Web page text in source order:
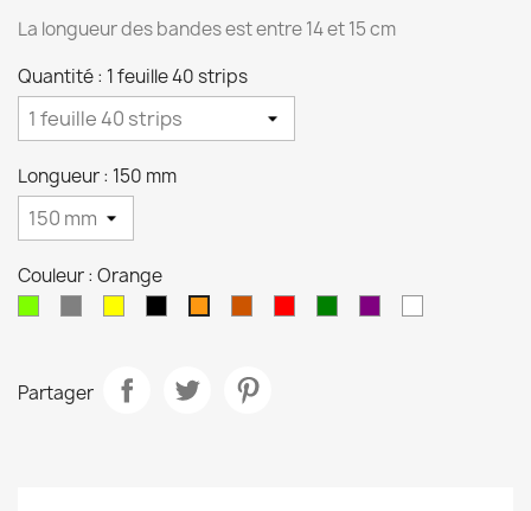
La longueur des bandes est entre 14 et 15 cm
Quantité : 1 feuille 40 strips
Longueur : 150 mm
Couleur : Orange
Partager